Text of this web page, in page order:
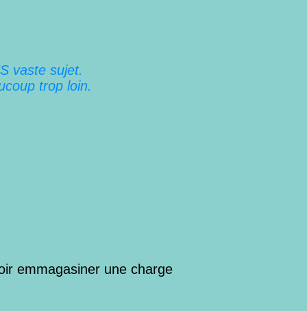
vaste sujet.
trop loin.
emmagasiner une charge